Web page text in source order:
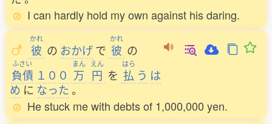
I can hardly hold my own against his daring.
かれ
彼 の おかげで
かれ
彼 の
ふさい
負債 １００
まん
万
えん
円 を
はら
払 う は
め に なった。
He stuck me with debts of 1,000,000 yen.